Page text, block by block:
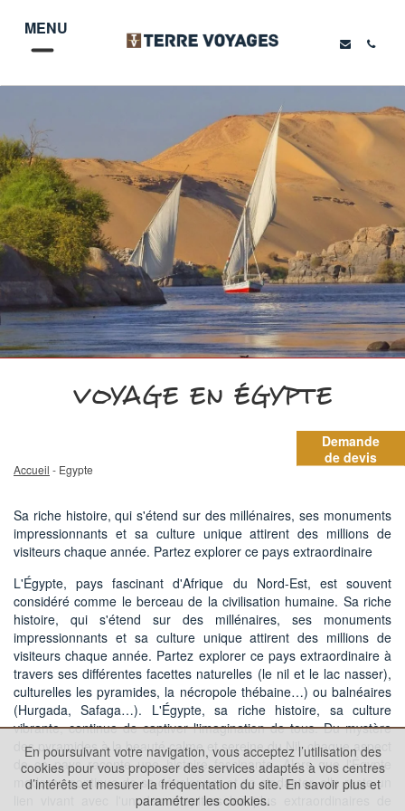
MENU
VOYAGE EN ÉGYPTE
Accueil - Egypte
Sa riche histoire, qui s'étend sur des millénaires, ses monuments
impressionnants et sa culture unique attirent des millions de
visiteurs chaque année. Partez explorer ce pays extraordinaire
L'Égypte, pays fascinant d'Afrique du Nord-Est, est souvent
considéré comme le berceau de la civilisation humaine. Sa riche
histoire, qui s'étend sur des millénaires, ses monuments
impressionnants et sa culture unique attirent des millions de
visiteurs chaque année. Partez explorer ce pays extraordinaire à
travers ses différentes facettes naturelles (le nil et le lac nasser),
culturelles les pyramides, la nécropole thébaine…) ou balnéaires
(Hurgada, Safaga…). L'Égypte, sa riche histoire, sa culture
vibrante, continue de captiver l'imagination de tous. Du mystère
des pyramides à la beauté calme et sereine du Nil, chaque aspect
de ce pays raconte une histoire fascinante. Alors que l'Égypte
moderne continue de se développer et de s'adapter, elle reste un
lien vivant avec l'un des chapitres les plus extraordinaires de
Demande
de devis
En poursuivant votre navigation, vous acceptez l’utilisation des
cookies pour vous proposer des services adaptés à vos centres
d’intérêts et mesurer la fréquentation du site. En savoir plus et
paramétrer les cookies.